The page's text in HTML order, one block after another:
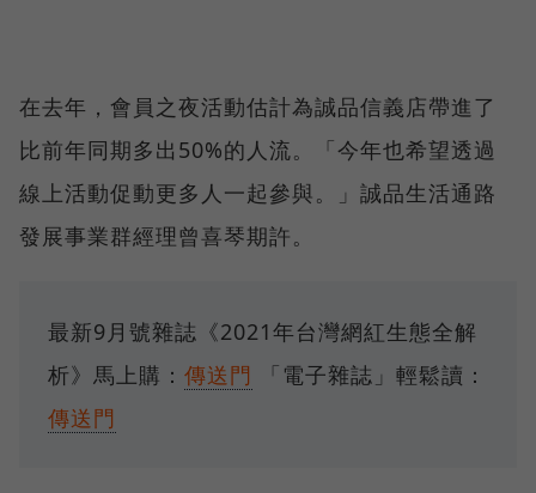
在去年，會員之夜活動估計為誠品信義店帶進了
比前年同期多出50%的人流。「今年也希望透過
線上活動促動更多人一起參與。」誠品生活通路
發展事業群經理曾喜琴期許。
最新9月號雜誌《2021年台灣網紅生態全解
析》馬上購： 傳送門
「電子雜誌」輕鬆讀：
傳送門